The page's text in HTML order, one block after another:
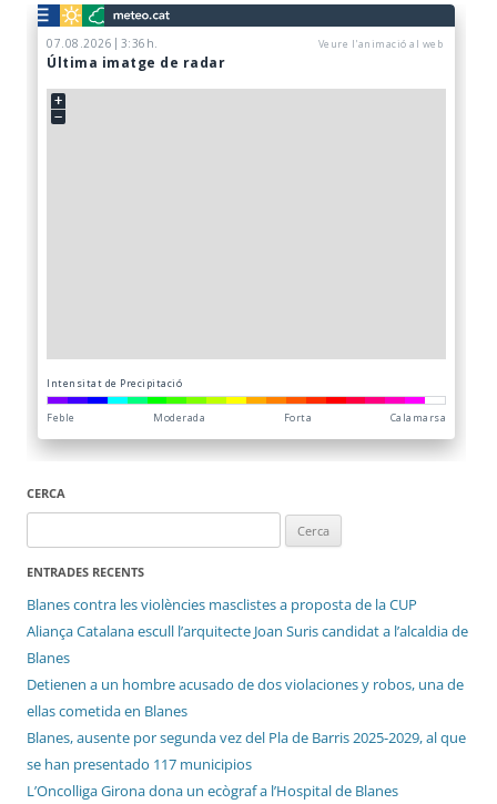
CERCA
ENTRADES RECENTS
Blanes contra les violències masclistes a proposta de la CUP
Aliança Catalana escull l’arquitecte Joan Suris candidat a l’alcaldia de
Blanes
Detienen a un hombre acusado de dos violaciones y robos, una de
ellas cometida en Blanes
Blanes, ausente por segunda vez del Pla de Barris 2025-2029, al que
se han presentado 117 municipios
L’Oncolliga Girona dona un ecògraf a l’Hospital de Blanes